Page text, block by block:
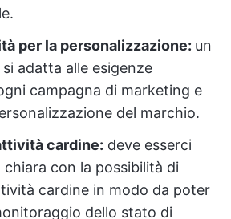
per la personalizzazione: un
adatta alle esigenze
campagna di marketing e
del marchio.
cardine: deve esserci
chiara con la possibilità di
cardine in modo da poter
dello stato di